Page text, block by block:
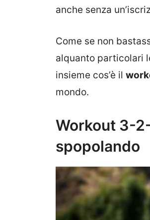
anche senza
Come se non
alquanto particolari
insieme cos’è il
mondo.
Workout 3-
spopolando